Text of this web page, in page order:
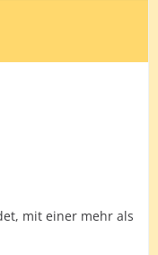
mit einer mehr als